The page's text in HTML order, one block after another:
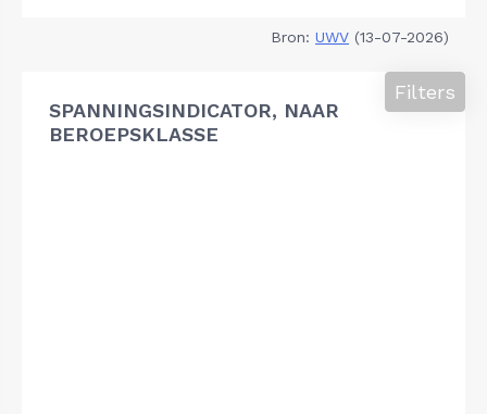
Bron: UWV (13-07-2026)
SPANNINGSINDICATOR, NAAR
BEROEPSKLASSE
Filters